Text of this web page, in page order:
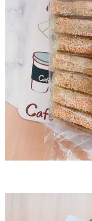
每筆NT$60，滿NT$799(
付款後7-11取貨
每筆NT$60，滿NT$799(
宅配到家
每筆NT$150，滿
澎湖金門馬祖宅配到家
每筆NT$250
付款後門市自取